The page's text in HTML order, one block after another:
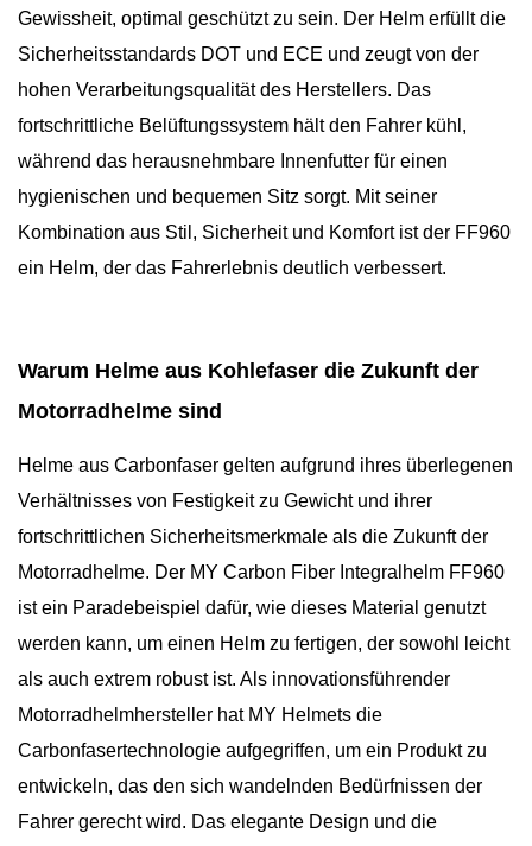
Gewissheit, optimal geschützt zu sein. Der Helm erfüllt die
Sicherheitsstandards DOT und ECE und zeugt von der
hohen Verarbeitungsqualität des Herstellers. Das
fortschrittliche Belüftungssystem hält den Fahrer kühl,
während das herausnehmbare Innenfutter für einen
hygienischen und bequemen Sitz sorgt. Mit seiner
Kombination aus Stil, Sicherheit und Komfort ist der FF960
ein Helm, der das Fahrerlebnis deutlich verbessert.
Warum Helme aus Kohlefaser die Zukunft der
Motorradhelme sind
Helme aus Carbonfaser gelten aufgrund ihres überlegenen
Verhältnisses von Festigkeit zu Gewicht und ihrer
fortschrittlichen Sicherheitsmerkmale als die Zukunft der
Motorradhelme. Der MY Carbon Fiber Integralhelm FF960
ist ein Paradebeispiel dafür, wie dieses Material genutzt
werden kann, um einen Helm zu fertigen, der sowohl leicht
als auch extrem robust ist. Als innovationsführender
Motorradhelmhersteller hat MY Helmets die
Carbonfasertechnologie aufgegriffen, um ein Produkt zu
entwickeln, das den sich wandelnden Bedürfnissen der
Fahrer gerecht wird. Das elegante Design und die